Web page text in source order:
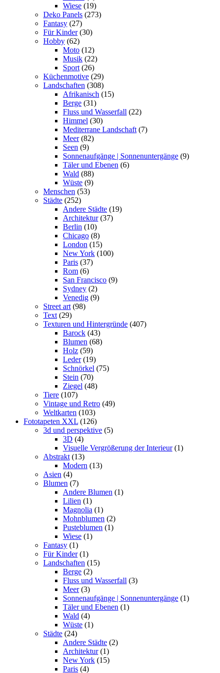
Wiese (19)
Deko Panels (273)
Fantasy (27)
Für Kinder (30)
Hobby (62)
Moto (12)
Musik (22)
Sport (26)
Küchenmotive (29)
Landschaften (308)
Afrikanisch (15)
Berge (31)
Fluss und Wasserfall (22)
Himmel (30)
Mediterrane Landschaft (7)
Meer (82)
Seen (9)
Sonnenaufgänge | Sonnenuntergänge (9)
Täler und Ebenen (6)
Wald (88)
Wüste (9)
Menschen (53)
Städte (252)
Andere Städte (19)
Architektur (37)
Berlin (10)
Chicago (8)
London (15)
New York (100)
Paris (37)
Rom (6)
San Francisco (9)
Sydney (2)
Venedig (9)
Street art (98)
Text (29)
Texturen und Hintergründe (407)
Barock (43)
Blumen (68)
Holz (59)
Leder (19)
Schnörkel (75)
Stein (70)
Ziegel (48)
Tiere (107)
Vintage und Retro (49)
Weltkarten (103)
Fototapeten XXL (126)
3d und perspektive (5)
3D (4)
Visuelle Vergrößerung der Interieur (1)
Abstrakt (13)
Modern (13)
Asien (4)
Blumen (7)
Andere Blumen (1)
Lilien (1)
Magnolia (1)
Mohnblumen (2)
Pusteblumen (1)
Wiese (1)
Fantasy (1)
Für Kinder (1)
Landschaften (15)
Berge (2)
Fluss und Wasserfall (3)
Meer (3)
Sonnenaufgänge | Sonnenuntergänge (1)
Täler und Ebenen (1)
Wald (4)
Wüste (1)
Städte (24)
Andere Städte (2)
Architektur (1)
New York (15)
Paris (4)